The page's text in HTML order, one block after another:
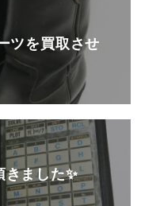
ツを買取させ
ました✨